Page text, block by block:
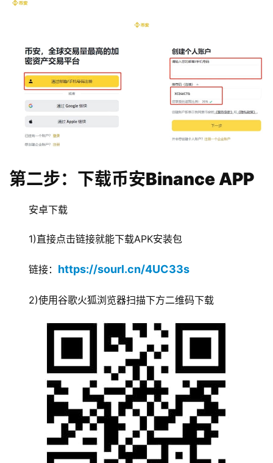
第二步：下载币安Binance APP
安卓下载
1)直接点击链接就能下载APK安装包
链接： https://sourl.cn/4UC33s
2)使用谷歌火狐浏览器扫描下方二维码下载